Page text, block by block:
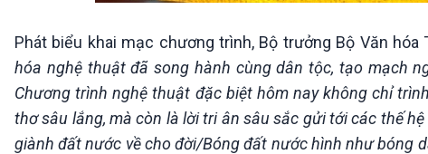
Phát biểu khai mạc chương trình, Bộ trưởng Bộ Văn
hóa nghệ thuật đã song hành cùng dân tộc, tạo mạch
Chương trình nghệ thuật đặc biệt hôm nay không chỉ
thơ sâu lắng, mà còn là lời tri ân sâu sắc gửi tới các thế
giành đất nước về cho đời/Bóng đất nước hình như bóng